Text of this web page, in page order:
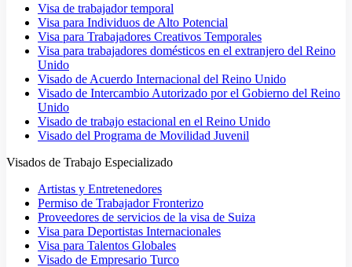
Visa de trabajador temporal
Visa para Individuos de Alto Potencial
Visa para Trabajadores Creativos Temporales
Visa para trabajadores domésticos en el extranjero del Reino
Unido
Visado de Acuerdo Internacional del Reino Unido
Visado de Intercambio Autorizado por el Gobierno del Reino
Unido
Visado de trabajo estacional en el Reino Unido
Visado del Programa de Movilidad Juvenil
Visados de Trabajo Especializado
Artistas y Entretenedores
Permiso de Trabajador Fronterizo
Proveedores de servicios de la visa de Suiza
Visa para Deportistas Internacionales
Visa para Talentos Globales
Visado de Empresario Turco